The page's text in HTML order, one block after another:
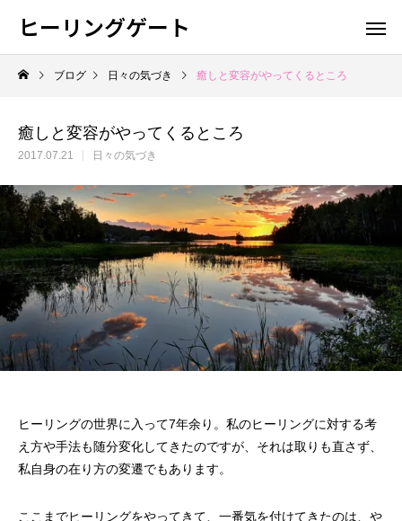
ヒーリングゲート
ブログ 日々の気づき 癒しと変容がやってくるところ
癒しと変容がやってくるところ
2017.07.21 日々の気づき
ヒーリングの世界に入って7年余り。私のヒーリングに対する考
え方や手法も随分変化してきたのですが、それは取りも直さず、
私自身の在り方の変遷でもあります。
ここまでヒーリングをやってきて、一番気を付けてきたのは、や